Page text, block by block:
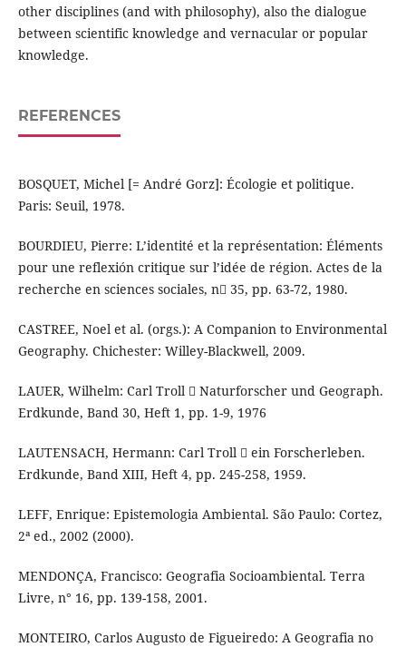
other disciplines (and with philosophy), also the dialogue
between scientific knowledge and vernacular or popular
knowledge.
REFERENCES
BOSQUET, Michel [= André Gorz]: Écologie et politique.
Paris: Seuil, 1978.
BOURDIEU, Pierre: L’identité et la représentation: Éléments
pour une reflexión critique sur l’idée de région. Actes de la
recherche en sciences sociales, n 35, pp. 63-72, 1980.
CASTREE, Noel et al. (orgs.): A Companion to Environmental
Geography. Chichester: Willey-Blackwell, 2009.
LAUER, Wilhelm: Carl Troll  Naturforscher und Geograph.
Erdkunde, Band 30, Heft 1, pp. 1-9, 1976
LAUTENSACH, Hermann: Carl Troll  ein Forscherleben.
Erdkunde, Band XIII, Heft 4, pp. 245-258, 1959.
LEFF, Enrique: Epistemologia Ambiental. São Paulo: Cortez,
2ª ed., 2002 (2000).
MENDONÇA, Francisco: Geografia Socioambiental. Terra
Livre, n° 16, pp. 139-158, 2001.
MONTEIRO, Carlos Augusto de Figueiredo: A Geografia no